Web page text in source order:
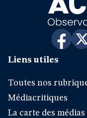
Liens utiles
Toutes nos
Médiacritiques
La carte des médias